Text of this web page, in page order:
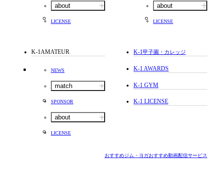
about
LICENSE
about
LICENSE
K-1AMATEUR
NEWS
match
SPONSOR
about
LICENSE
K-1甲子園・カレッジ
K-1 AWARDS
K-1 GYM
K-1 LICENSE
おすすめジム・ヨガおすすめ動画配信サービス